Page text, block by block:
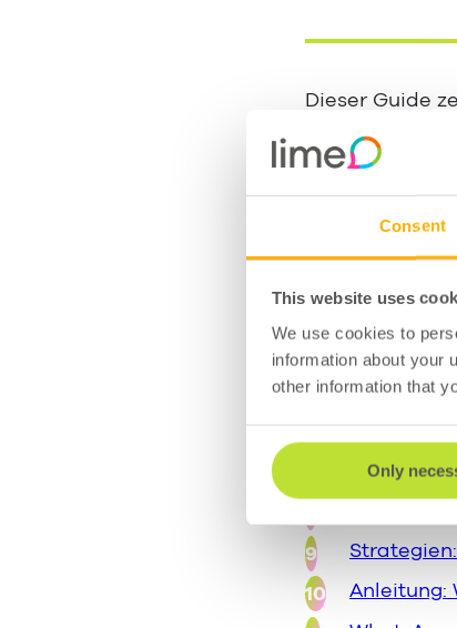
Consent
This website uses
We use cookies to
information about your
other information that
Only
Dieser Guide
sich in der
können.
Was ist
Wie
WhatsApp
Wann
Anleitung: